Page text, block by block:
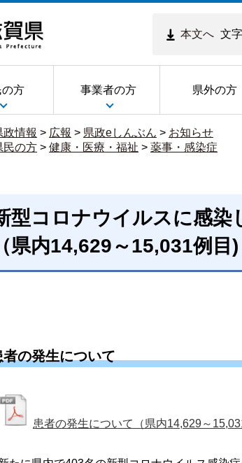
本文へ 文
の方 事業者の方 県外の方
政情報 > 広報 > 県政eしんぶん > お知らせ
民の方 > 健康・医療・福祉 > 薬事・感染症
型コロナウイルスに感染
（県内14,629～15,031例目)
者の発生について
患者の発生について（県内14,629～